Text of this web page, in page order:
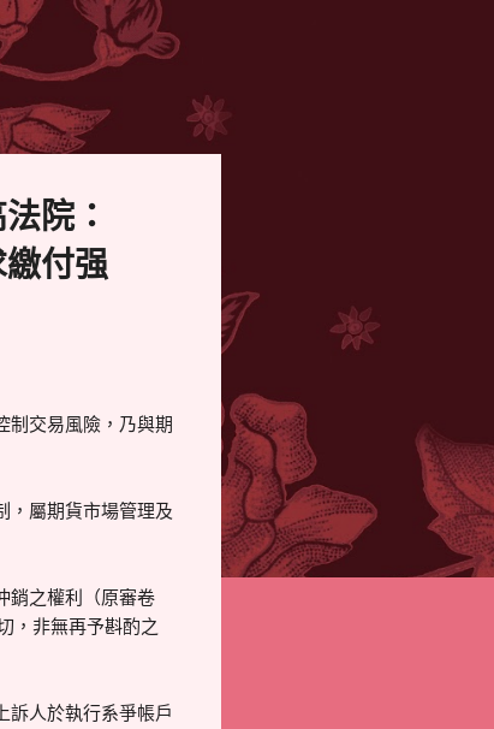
院：
付强
制交易風險，乃與期
，屬期貨市場管理及
銷之權利（原審卷
，非無再予斟酌之
訴人於執行系爭帳戶